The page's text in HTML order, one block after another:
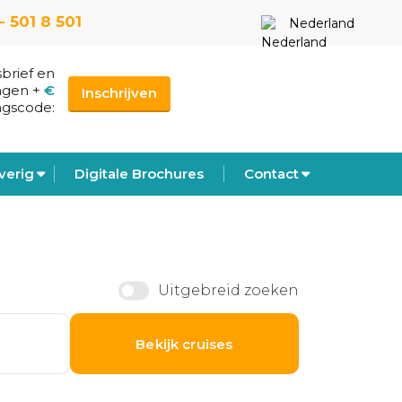
501 8 501 Nederland
en
+ €
Inschrijven
Digitale Brochures Contact